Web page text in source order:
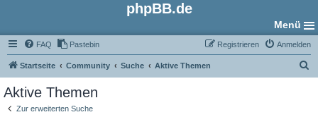
phpBB.de
Menü
FAQ Pastebin Anmelden
Registrieren
Startseite Community Suche Aktive Themen
Aktive Themen
Zur erweiterten Suche